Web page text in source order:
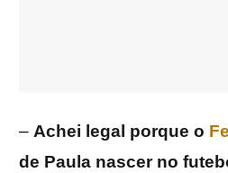
– Achei legal porque o
de Paula nascer no